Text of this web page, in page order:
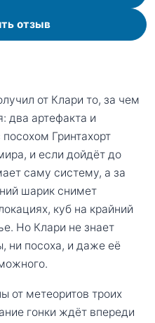
отзыв
от Клари то, за чем
два артефакта и
Гринтахорт
и если дойдёт до
саму систему, а за
шарик снимет
куб на крайний
Но Клари не знает
ни посоха, и даже её
от метеоритов троих
гонки ждёт впереди